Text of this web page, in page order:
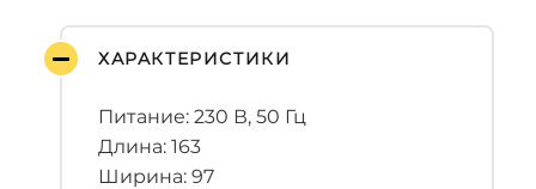
ХАРАКТЕРИСТИКИ
Питание: 230 В, 50 Гц
Длина: 163
Ширина: 97